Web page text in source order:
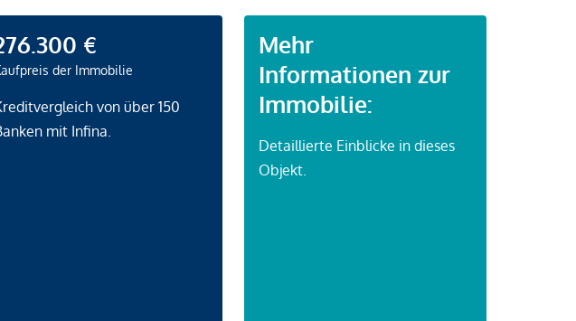
€
der Immobilie
von über 150
mit Infina.
Mehr
Informationen zur
Immobilie:
Detaillierte Einblicke in dieses
Objekt.